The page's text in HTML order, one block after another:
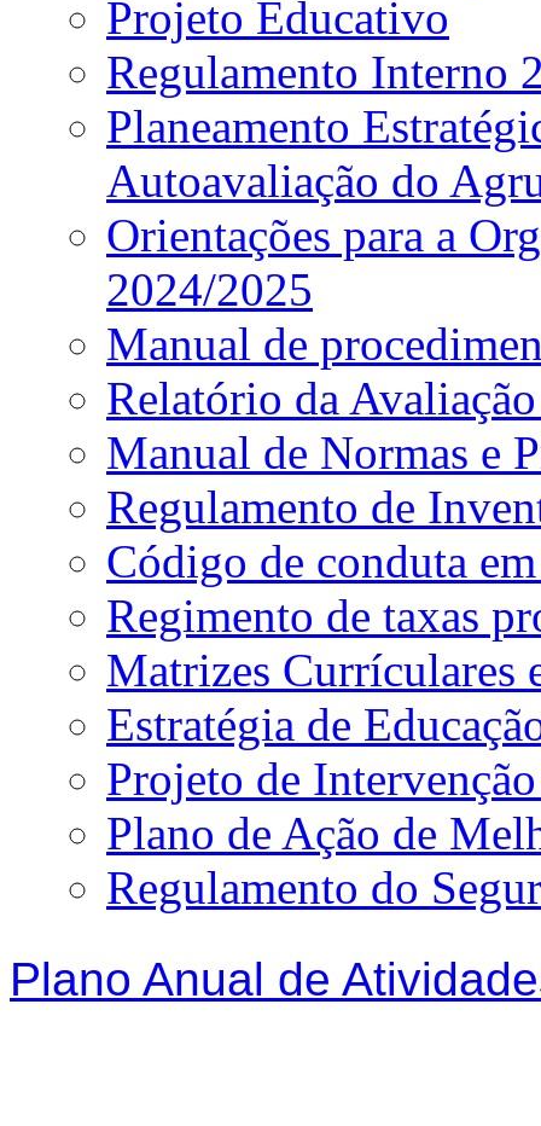
Projeto Educativo
Regulamento Interno
Planeamento
Autoavaliação do
Orientações para a
2024/2025
Manual de
Relatório da
Manual de Normas e
Regulamento de
Código de conduta
Regimento de taxas
Matrizes Currículares
Estratégia de
Projeto de
Plano de Ação de
Regulamento do
Plano Anual de